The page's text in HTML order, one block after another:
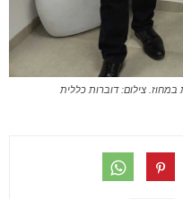
במחוז. צילום: דוברות כללית